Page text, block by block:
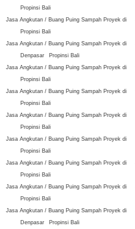
Propinsi Bali
Jasa Angkutan / Buang Puing Sampah Proyek di
Propinsi Bali
Jasa Angkutan / Buang Puing Sampah Proyek di
Denpasar
Propinsi Bali
Jasa Angkutan / Buang Puing Sampah Proyek di
Propinsi Bali
Jasa Angkutan / Buang Puing Sampah Proyek di
Propinsi Bali
Jasa Angkutan / Buang Puing Sampah Proyek di
Propinsi Bali
Jasa Angkutan / Buang Puing Sampah Proyek di
Propinsi Bali
Jasa Angkutan / Buang Puing Sampah Proyek di
Propinsi Bali
Jasa Angkutan / Buang Puing Sampah Proyek di
Propinsi Bali
Jasa Angkutan / Buang Puing Sampah Proyek di
Denpasar
Propinsi Bali